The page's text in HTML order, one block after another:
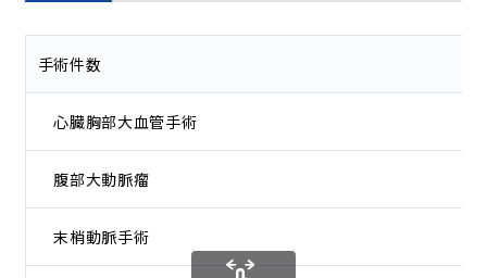
手術件数
心臓胸部大血管手術
腹部大動脈瘤
末梢動脈手術